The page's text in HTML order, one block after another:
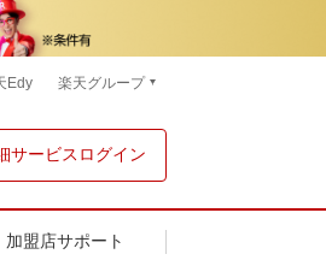
Edy 楽天グループ
サービスログイン
加盟店サポート